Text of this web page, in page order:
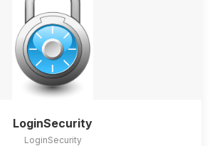
LoginSecurity
LoginSecurity